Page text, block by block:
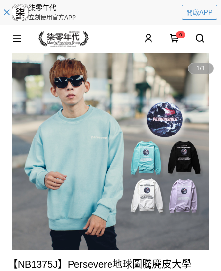
柒零年代
立刻使用官方APP
開啟APP
0
1/1
【NB1375J】Persevere地球圖騰麂皮大學